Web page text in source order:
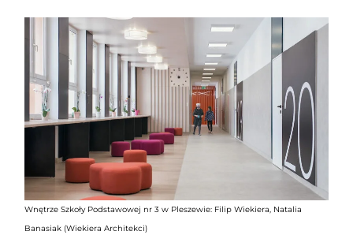
Wnętrze Szkoły Podstawowej nr 3 w Pleszewie: Filip Wiekiera, Natalia
Banasiak (Wiekiera Architekci)